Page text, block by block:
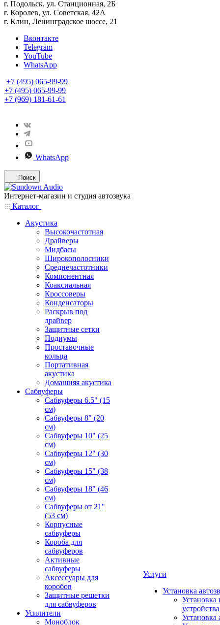
г. Подольск, ул. Станционная, 2Б
г. Королев, ул. Советская, 42А
г. Клин, Ленинградское шоссе, 21
Вконтакте
Telegram
YouTube
WhatsApp
+7 (495) 065-99-99
+7 (495) 065-99-99
+7 (969) 181-61-61
WhatsApp
Поиск
Интернет-магазин и студия автозвука
Каталог
Акустика
Высокочастотная
Драйверы
Мидбасы
Широкополосники
Среднечастотники
Компонентная
Коаксиальная
Кроссоверы
Конденсаторы
Раскрыв под
драйвер
Защитные сетки
Подиумы
Проставочные
кольца
Портативная
акустика
Домашняя акустика
Сабвуферы
Сабвуферы 6.5" (15
см)
Сабвуферы 8" (20
см)
Сабвуферы 10" (25
см)
Сабвуферы 12" (30
см)
Сабвуферы 15" (38
см)
Сабвуферы 18" (46
см)
Сабвуферы от 21"
(53 см)
Корпусные
сабвуферы
Короба для
сабвуферов
Активные
сабвуферы
Аксессуары для
коробов
Защитные решетки
для сабвуферов
Усилители
Моноблок
Услуги
Установка
Установка
устройства
Установка